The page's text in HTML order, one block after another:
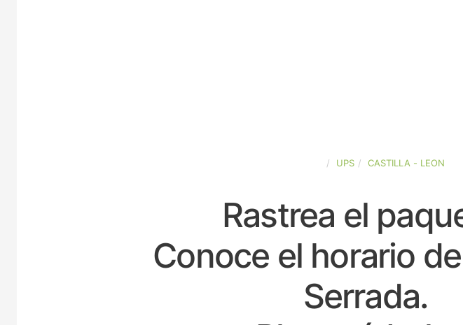
UPS CASTILLA - LEON
Rastrea el
Conoce el horario
Serrada.